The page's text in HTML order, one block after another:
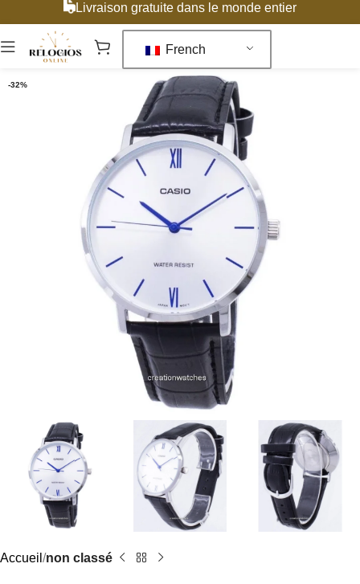
Livraison gratuite dans le monde entier
French
-32%
Accueil non classé